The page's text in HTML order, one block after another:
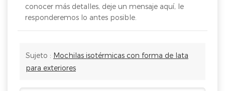
conocer más detalles, deje un mensaje aquí, le
responderemos lo antes posible.
Sujeto : Mochilas isotérmicas con forma de lata
para exteriores